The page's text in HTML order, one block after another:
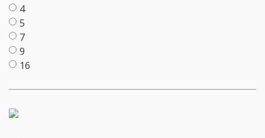
4
5
7
9
16